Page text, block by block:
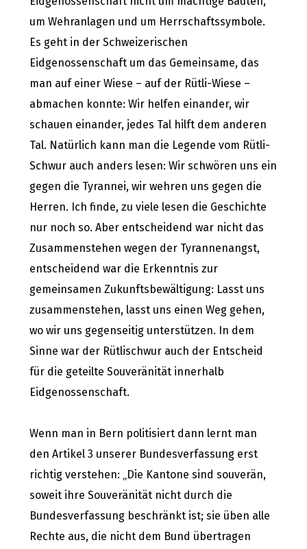
um Wehranlagen und um Herrschaftssymbole.
Es geht in der Schweizerischen
Eidgenossenschaft um das Gemeinsame, das
man auf einer Wiese – auf der Rütli-Wiese –
abmachen konnte: Wir helfen einander, wir
schauen einander, jedes Tal hilft dem anderen
Tal. Natürlich kann man die Legende vom Rütli-
Schwur auch anders lesen: Wir schwören uns ein
gegen die Tyrannei, wir wehren uns gegen die
Herren. Ich finde, zu viele lesen die Geschichte
nur noch so. Aber entscheidend war nicht das
Zusammenstehen wegen der Tyrannenangst,
entscheidend war die Erkenntnis zur
gemeinsamen Zukunftsbewältigung: Lasst uns
zusammenstehen, lasst uns einen Weg gehen,
wo wir uns gegenseitig unterstützen. In dem
Sinne war der Rütlischwur auch der Entscheid
für die geteilte Souveränität innerhalb
Eidgenossenschaft.
Wenn man in Bern politisiert dann lernt man
den Artikel 3 unserer Bundesverfassung erst
richtig verstehen: „Die Kantone sind souverän,
soweit ihre Souveränität nicht durch die
Bundesverfassung beschränkt ist; sie üben alle
Rechte aus, die nicht dem Bund übertragen